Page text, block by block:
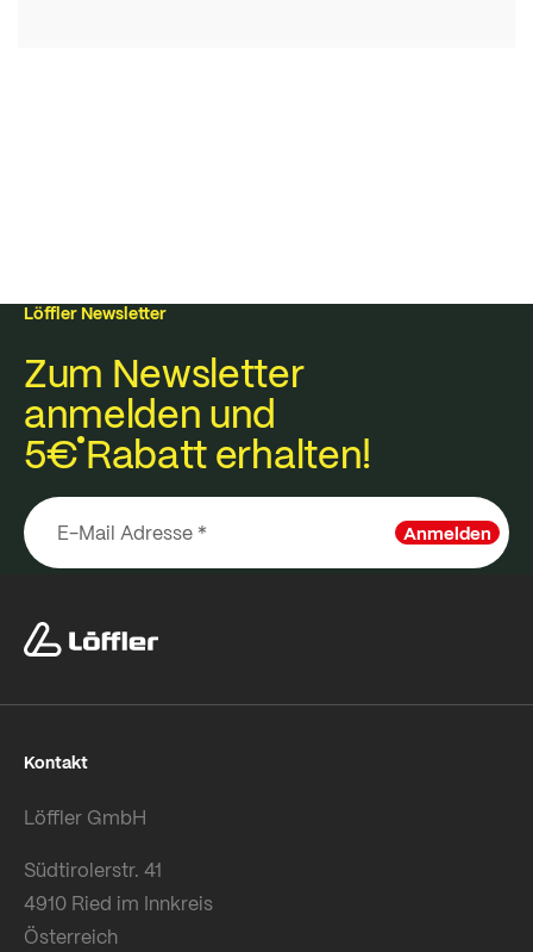
Löffler Newsletter
Zum Newsletter
anmelden und
5€Rabatt erhalten!
Anmelden
Kontakt
Löffler GmbH
Südtirolerstr. 41
4910 Ried im Innkreis
Österreich